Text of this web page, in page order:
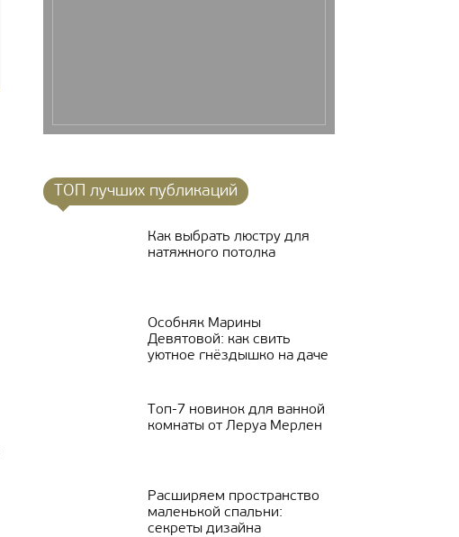
ТОП лучших публикаций
Как выбрать люстру для
натяжного потолка
Особняк Марины
Девятовой: как свить
уютное гнёздышко на даче
Топ-7 новинок для ванной
комнаты от Леруа Мерлен
Расширяем пространство
маленькой спальни:
секреты дизайна